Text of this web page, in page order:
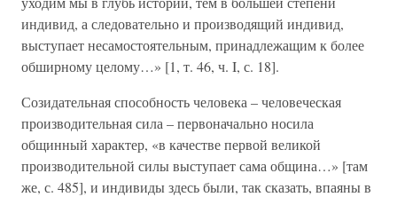
индивид, а следовательно и производящий индивид,
выступает несамостоятельным, принадлежащим к более
обширному целому…» [1, т. 46, ч. I, с. 18].
Созидательная способность человека – человеческая
производительная сила – первоначально носила
общинный характер, «в качестве первой великой
производительной силы выступает сама община…» [там
же, с. 485], и индивиды здесь были, так сказать, впаяны в